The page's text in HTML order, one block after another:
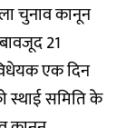
चुनाव कानून
21
एक दिन
स्थाई समिति के